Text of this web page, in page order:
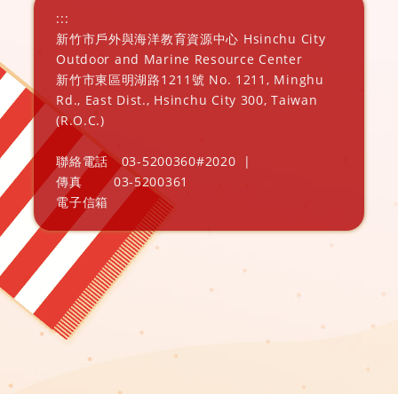
:::
新竹市戶外與海洋教育資源中心 Hsinchu City
Outdoor and Marine Resource Center
新竹市東區明湖路1211號 No. 1211, Minghu
Rd., East Dist., Hsinchu City 300, Taiwan
(R.O.C.)
聯絡電話 03-5200360#2020
|
傳真
03-5200361
電子信箱